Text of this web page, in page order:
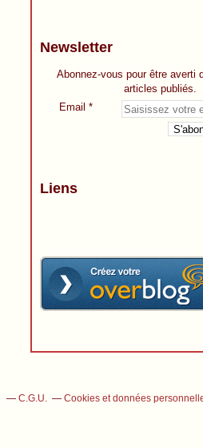
Newsletter
Abonnez-vous pour être averti
articles publiés.
Email
Liens
C.G.U. Cookies et données